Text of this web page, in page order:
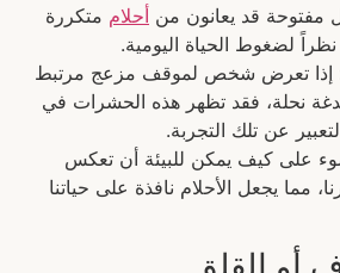
مفتوحة قد يعانون من أحلام متكررة
لضغوط الحياة اليومية.
إذا تعرض شخص لموقف مزعج مرتبط
نحلة، فقد تظهر هذه الحشرات في
عن تلك التجربة.
على كيف يمكن للبيئة أن تعكس
مما يجعل الأحلام نافذة على حياتنا